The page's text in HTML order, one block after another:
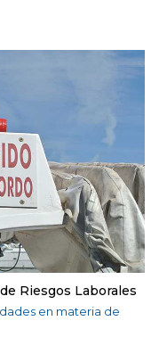
Riesgos Laborales
en materia de